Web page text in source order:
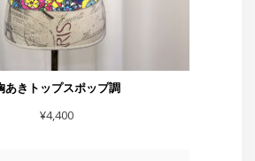
胸あきトップスポップ調